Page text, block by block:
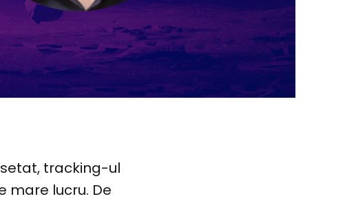
tracking-ul
mare lucru. De